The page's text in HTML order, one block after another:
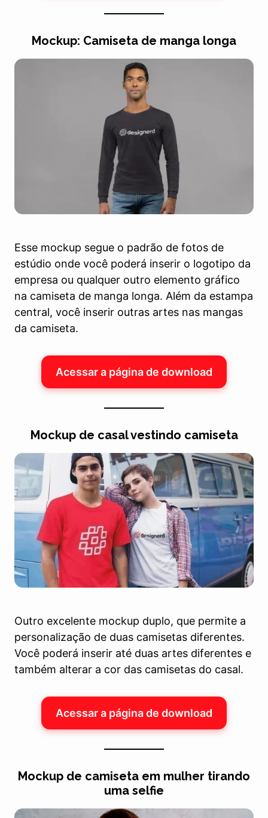
Mockup: Camiseta de manga longa
Esse mockup segue o padrão de fotos de
estúdio onde você poderá inserir o logotipo da
empresa ou qualquer outro elemento gráfico
na camiseta de manga longa. Além da estampa
central, você inserir outras artes nas mangas
da camiseta.
Acessar a página de download
Mockup de casal vestindo camiseta
Outro excelente mockup duplo, que permite a
personalização de duas camisetas diferentes.
Você poderá inserir até duas artes diferentes e
também alterar a cor das camisetas do casal.
Acessar a página de download
Mockup de camiseta em mulher tirando
uma selfie